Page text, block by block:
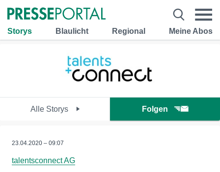
Storys Blaulicht Regional Meine Abos
Alle Storys Folgen
23.04.2020 – 09:07
talentsconnect AG